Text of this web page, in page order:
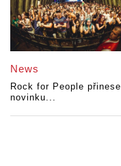
News
Rock for People přinese
novinku...